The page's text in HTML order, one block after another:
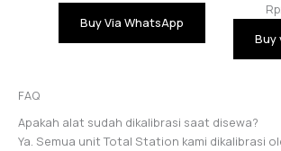
Buy Via WhatsApp
Rp
Buy
FAQ
Apakah alat sudah dikalibrasi saat disewa?
Ya. Semua unit Total Station kami dikalibrasi